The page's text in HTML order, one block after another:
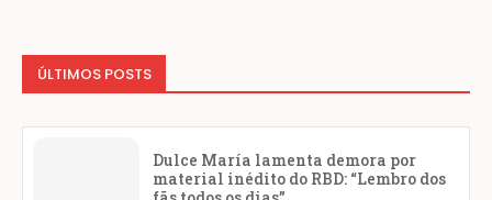
ÚLTIMOS POSTS
Dulce María lamenta demora por
material inédito do RBD: “Lembro dos